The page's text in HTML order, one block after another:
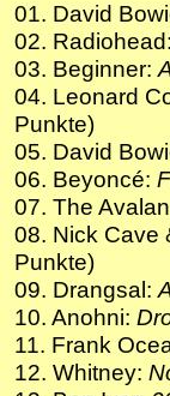
01. David
02. Radiohead:
03. Beginner:
04. Leonard
Punkte)
05. David
06. Beyoncé:
07. The
08. Nick Cave
Punkte)
09. Drangsal:
10. Anohni:
11. Frank
12. Whitney: